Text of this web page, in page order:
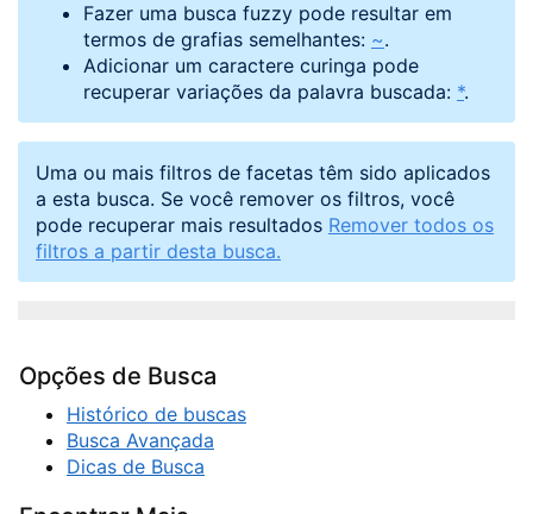
Fazer uma busca fuzzy pode resultar em
termos de grafias semelhantes: ~.
Adicionar um caractere curinga pode
recuperar variações da palavra buscada: *.
Uma ou mais filtros de facetas têm sido aplicados
a esta busca. Se você remover os filtros, você
pode recuperar mais resultados Remover todos os
filtros a partir desta busca.
Opções de Busca
Histórico de buscas
Busca Avançada
Dicas de Busca